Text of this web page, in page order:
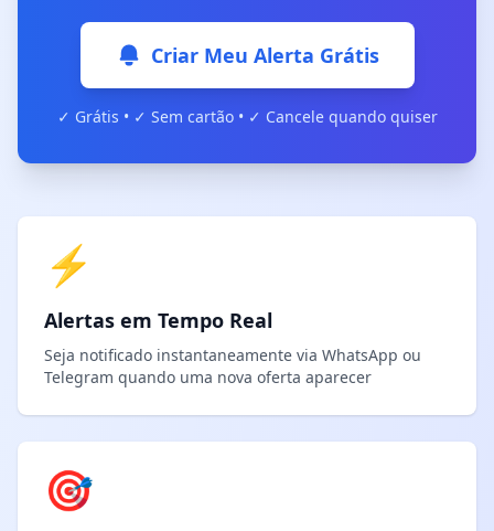
Criar Meu Alerta Grátis
✓ Grátis • ✓ Sem cartão • ✓ Cancele quando quiser
⚡
Alertas em Tempo Real
Seja notificado instantaneamente via WhatsApp ou
Telegram quando uma nova oferta aparecer
🎯